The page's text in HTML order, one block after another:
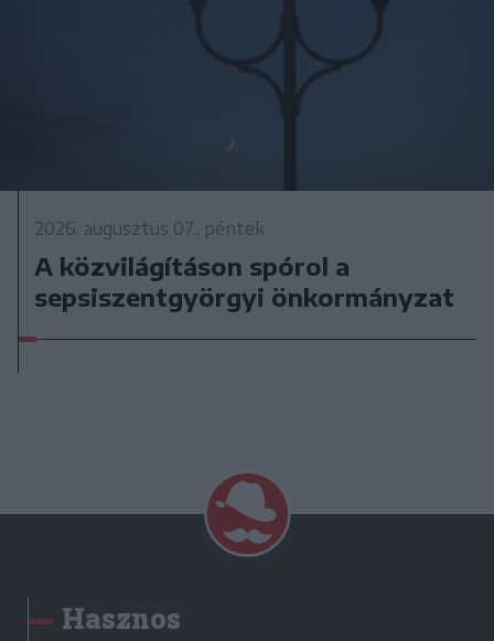
2026. augusztus 07., péntek
A közvilágításon spórol a
sepsiszentgyörgyi önkormányzat
Hasznos